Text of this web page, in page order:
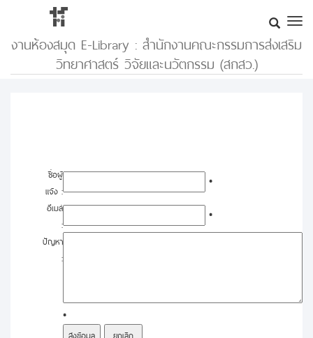
งานห้องสมุด E-Library : สำนักงานคณะกรรมการส่งเสริม
วิทยาศาสตร์ วิจัยและนวัตกรรม (สกสว.)
ชื่อผู้
แจ้ง :
*
อีเมล์
:
*
ปัญหา
:
*